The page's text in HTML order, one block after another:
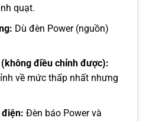
quạt.
Dù đèn Power (nguồn)
(không điều chỉnh được):
về mức thấp nhất nhưng
điện: Đèn báo Power và